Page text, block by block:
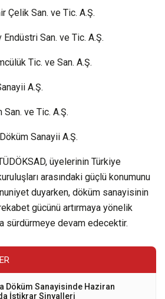
San. ve Tic. A.Ş.
San. ve Tic. A.Ş.
Tic. ve San. A.Ş.
A.Ş.
ve Tic. A.Ş.
Sanayii A.Ş.
üyelerinin Türkiye
arasındaki güçlü konumunu
duyarken, döküm sanayisinin
gücünü artırmaya yönelik
sürdürmeye devam edecektir.
Döküm Sanayisinde Haziran
İstikrar Sinyalleri